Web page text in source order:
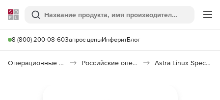
Softline
Поиск
8 (800) 200-08-60Запрос ценыИнферитБлог
Операционные системы Российские операционные системы (Импортозамещение) Astra Linux Special Edition